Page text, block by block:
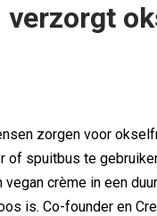
verzorgt
zorgen voor
of spuitbus te
vegan crème in een
is. Co-founder en
Thialf biedt...
1-coureurs...